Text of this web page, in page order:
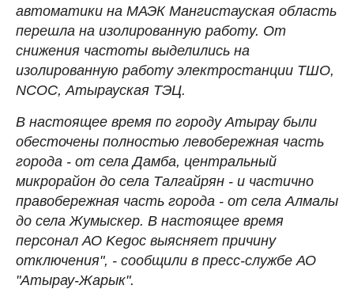
автоматики на МАЭК Мангистауская область
перешла на изолированную работу. От
снижения частоты выделились на
изолированную работу электростанции ТШО,
NCOC, Атырауская ТЭЦ.
В настоящее время по городу Атырау были
обесточены полностью левобережная часть
города - от села Дамба, центральный
микрорайон до села Талгайрян - и частично
правобережная часть города - от села Алмалы
до села Жумыскер. В настоящее время
персонал АО Kegoc выясняет причину
отключения", - сообщили в пресс-службе АО
"Атырау-Жарык".